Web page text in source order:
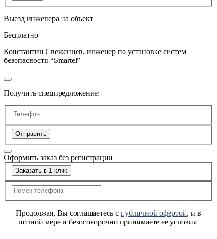
Выезд инженера на объект
Бесплатно
Константин Свеженцев, инженер по установке систем
безопасности “Smartel”
Получить спецпредложение:
Отправить
Оформить заказ без регистрации
Заказать в 1 клик
Продолжая, Вы соглашаетесь с публичной офертой, и в
полной мере и безоговорочно принимаете ее условия.